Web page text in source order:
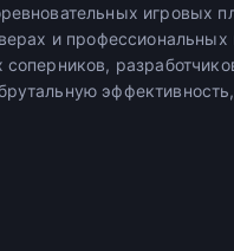
игровых
и профессиональных
эффективность,